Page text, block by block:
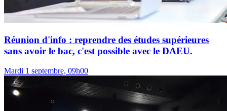
Réunion d'info : reprendre des études supérieures
sans avoir le bac, c'est possible avec le DAEU.
Mardi 1 septembre, 09h00